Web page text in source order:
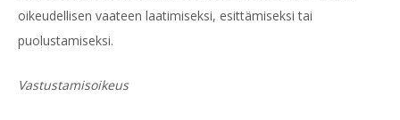
oikeudellisen vaateen laatimiseksi, esittämiseksi tai
puolustamiseksi.
Vastustamisoikeus